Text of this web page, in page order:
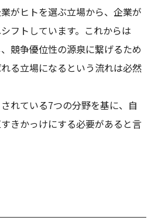
がヒトを選ぶ立場から、企業が
フトしています。これからは
競争優位性の源泉に繋げるため
る立場になるという流れは必然
れている7つの分野を基に、自
きかっけにする必要があると言